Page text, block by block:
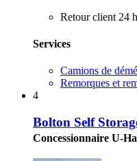
Retour client 24
Services
Camions de
Remorques et
4
Bolton Self
Concessionnaire U-